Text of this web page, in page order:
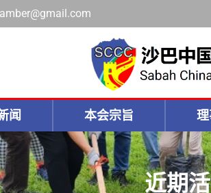
闻 本会宗旨
近期